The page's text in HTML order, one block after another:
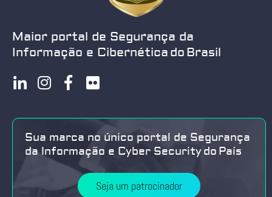
Maior portal de Segurança da
Informação e Cibernética do Brasil
Sua marca no único portal de Segurança
da Informação e Cyber Security do País
Seja um patrocinador